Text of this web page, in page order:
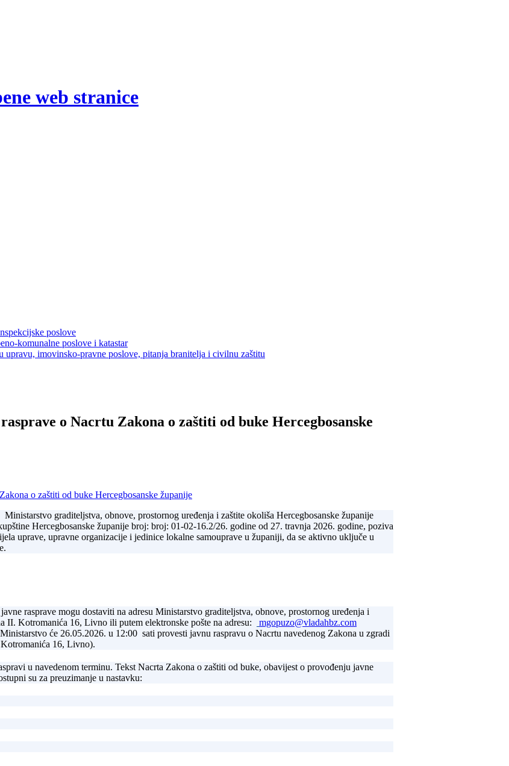
web stranice
poslove
komunalne poslove i katastar
upravu, imovinsko-pravne poslove, pitanja branitelja i civilnu zaštitu
o Nacrtu Zakona o zaštiti od buke Hercegbosanske
o zaštiti od buke Hercegbosanske županije
Ministarstvo graditeljstva, obnove, prostornog uređenja i zaštite okoliša Hercegbosanske županije
Hercegbosanske županije broj: broj: 01-02-16.2/26. godine od 27. travnja 2026. godine, poziva
uprave, upravne organizacije i jedinice lokalne samouprave u županiji, da se aktivno uključe u
rasprave mogu dostaviti na adresu Ministarstvo graditeljstva, obnove, prostornog uređenja i
II. Kotromanića 16, Livno ili putem elektronske pošte na adresu:
mgopuzo@vladahbz.com
će 26.05.2026. u 12:00 sati provesti javnu raspravu o Nacrtu navedenog Zakona u zgradi
16, Livno).
u navedenom terminu. Tekst Nacrta Zakona o zaštiti od buke, obavijest o provođenju javne
su za preuzimanje u nastavku: